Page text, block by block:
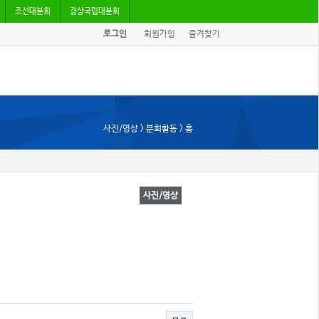
조선대분회 경상국립대분회
로그인 회원가입 즐겨찾기
사진/영상 > 분회활동 > 홈
사진/영상